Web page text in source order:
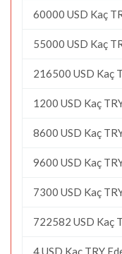
60000 USD Kaç
55000 USD Kaç
216500 USD Kaç
1200 USD Kaç
8600 USD Kaç
9600 USD Kaç
7300 USD Kaç
722582 USD Kaç
4 USD Kaç TRY